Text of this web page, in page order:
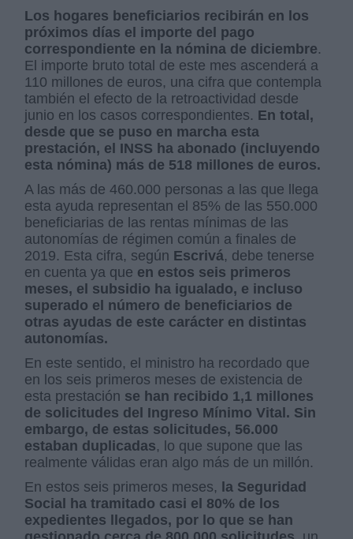
Los hogares beneficiarios recibirán en los
próximos días el importe del pago
correspondiente en la nómina de diciembre.
El importe bruto total de este mes ascenderá a
110 millones de euros, una cifra que contempla
también el efecto de la retroactividad desde
junio en los casos correspondientes. En total,
desde que se puso en marcha esta
prestación, el INSS ha abonado (incluyendo
esta nómina) más de 518 millones de euros.
A las más de 460.000 personas a las que llega
esta ayuda representan el 85% de las 550.000
beneficiarias de las rentas mínimas de las
autonomías de régimen común a finales de
2019. Esta cifra, según Escrivá, debe tenerse
en cuenta ya que en estos seis primeros
meses, el subsidio ha igualado, e incluso
superado el número de beneficiarios de
otras ayudas de este carácter en distintas
autonomías.
En este sentido, el ministro ha recordado que
en los seis primeros meses de existencia de
esta prestación se han recibido 1,1 millones
de solicitudes del Ingreso Mínimo Vital. Sin
embargo, de estas solicitudes, 56.000
estaban duplicadas, lo que supone que las
realmente válidas eran algo más de un millón.
En estos seis primeros meses, la Seguridad
Social ha tramitado casi el 80% de los
expedientes llegados, por lo que se han